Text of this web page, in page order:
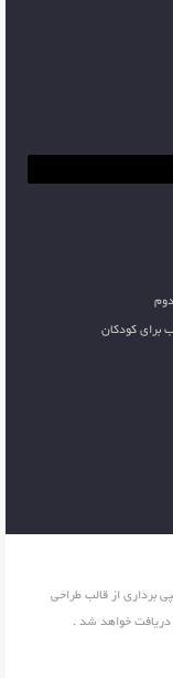
برای کودکان
کپی برداری از قالب طراحی
دریافت خواهد شد .